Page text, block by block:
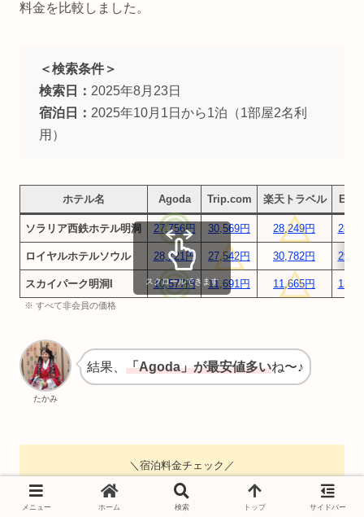
料金を比較しました。
＜検索条件＞
検索日： 2025年8月23日
宿泊日： 2025年10月1日から1泊（1部屋2名利
用）
ホテル名 Agoda Trip.com 楽天トラベル
ソラリア西鉄ホテル明洞 27,756円 30,569円 28,249円
ロイヤルホテルソウル 28,121円 27,542円 30,782円
スカイパーク明洞I 10,577円 11,691円 11,665円
スクロールできます
※ すべて非会員の価格
たかみ
結果、 「Agoda」が最安値多いね〜♪
＼宿泊料金チェック／
Agoda公式サイトはこちら
メニュー ホーム 検索 トップ サイドバー